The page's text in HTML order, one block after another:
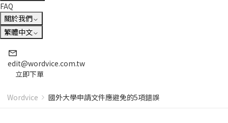
FAQ
關於我們
繁體中文
edit@wordvice.com.tw
立即下單
Wordvice 國外大學申請文件應避免的5項錯誤